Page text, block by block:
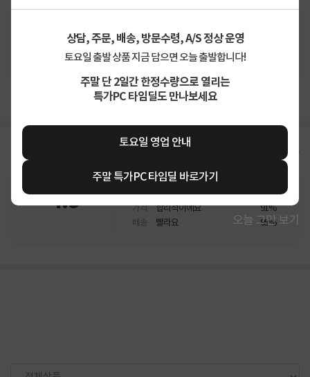
상담, 주문, 배송, 방문수령, A/S 정상 운영
토요일 출발 상품 지금 담으면 오늘 출발합니다!
주말 단 2일간 한정수량으로 열리는
특가PC 타임딜도 만나보세요
토요일 영업 안내
주말 특가PC 타임딜 바로가기
오늘 그만 보기
상품고시정보 교환/반품/환불 배송안내
신고 잘못된 상품정보가 있으면 알려주세요.
구매후기 지금 후기쓰면 적립금 2배!
4.9 상품 만족해요
95%
가격
합리적이에요
91%
배송
빨라요 95%